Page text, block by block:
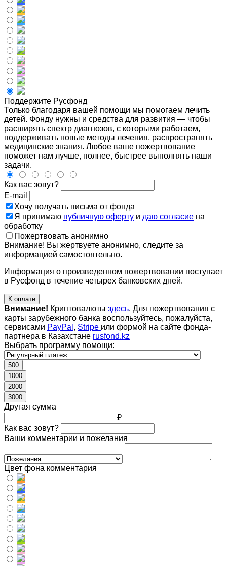
Поддержите Русфонд
Только благодаря вашей помощи мы помогаем лечить
детей. Фонду нужны и средства для развития — чтобы
расширять спектр диагнозов, с которыми работаем,
поддерживать новые методы лечения, распространять
медицинские знания. Любое ваше пожертвование
поможет нам лучше, полнее, быстрее выполнять наши
задачи.
Как вас зовут?
E-mail
Хочу получать письма от фонда
Я принимаю публичную оферту и даю согласие на
обработку
Пожертвовать анонимно
Внимание! Вы жертвуете анонимно, следите за
информацией самостоятельно.
Информация о произведенном пожертвовании поступает
в Русфонд в течение четырех банковских дней.
К оплате
Внимание! Криптовалюты здесь. Для пожертвования с
карты зарубежного банка воспользуйтесь, пожалуйста,
сервисами PayPal , Stripe или формой на сайте фонда-
партнера в Казахстане rusfond.kz
Выбрать программу помощи:
500
1000
2000
3000
Другая сумма
₽
Как вас зовут?
Ваши комментарии и пожелания
Цвет фона комментария